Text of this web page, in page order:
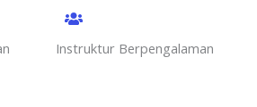
Instruktur Berpengalaman